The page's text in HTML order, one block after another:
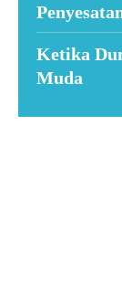
Ketika
Muda